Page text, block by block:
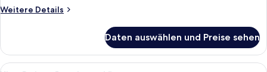
ACCESSIBLE
anzeigen
Weitere Details
Weitere
DELUXE
ACCESSIBLE
Daten auswählen und Preise sehen
Alle
Hochwertige Bettwaren, Minibar,